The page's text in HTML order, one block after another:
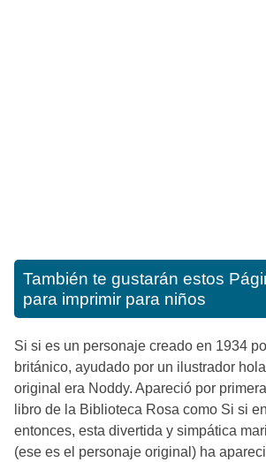
También te gustarán estos
para imprimir para niños
Si si es un personaje creado en 1934
británico, ayudado por un ilustrador
original era Noddy. Apareció por
libro de la Biblioteca Rosa como Si si
entonces, esta divertida y simpática
(ese es el personaje original) ha